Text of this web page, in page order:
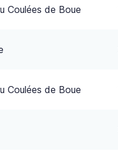
Coulées de Boue
Coulées de Boue